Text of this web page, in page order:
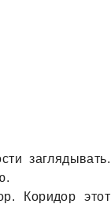
заглядывать.
Коридор этот